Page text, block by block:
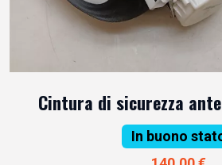
Cintura di sicurezza
In buono